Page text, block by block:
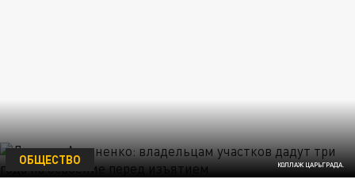
КОЛЛАЖ ЦАРЬГРАДА.
ОБЩЕСТВО